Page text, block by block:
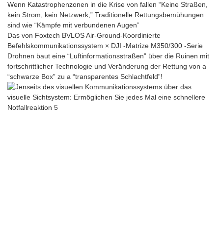
Wenn Katastrophenzonen in die Krise von fallen “Keine Straßen,
kein Strom, kein Netzwerk,” Traditionelle Rettungsbemühungen
sind wie “Kämpfe mit verbundenen Augen”
Das von Foxtech BVLOS Air-Ground-Koordinierte
Befehlskommunikationssystem × DJI -Matrize M350/300 -Serie
Drohnen baut eine “Luftinformationsstraßen” über die Ruinen mit
fortschrittlicher Technologie und Veränderung der Rettung von a
“schwarze Box” zu a “transparentes Schlachtfeld”!